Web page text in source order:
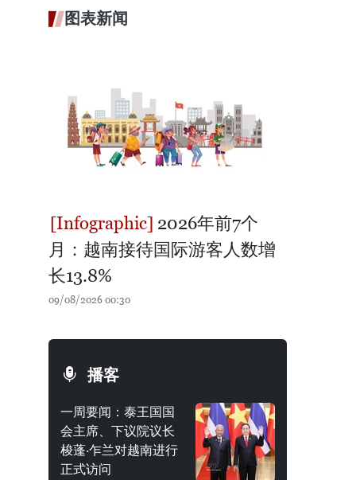
图表新闻
2026年前7个
月：越南接待国际游客人数增
长13.8%
09/08/2026 00:30
播客
一周要闻：泰王国国
会主席、下议院议长
梭蓬·乍兰对越南进行
正式访问